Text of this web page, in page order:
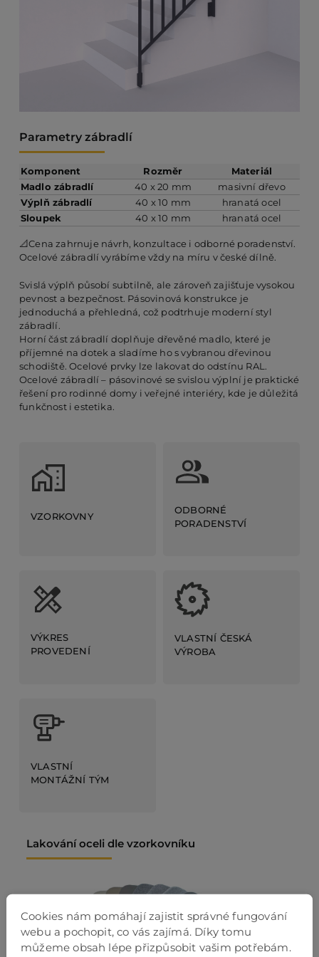
Parametry zábradlí
Komponent Rozměr
Materiál
Madlo zábradlí
40 x 20 mm
masivní dřevo
Výplň zábradlí
40 x 10 mm
hranatá ocel
Sloupek
40 x 10 mm hranatá ocel
📐Cena zahrnuje návrh, konzultace i odborné poradenství.
Ocelové zábradlí vyrábíme vždy na míru v české dílně.
Svislá výplň působí subtilně, ale zároveň zajišťuje vysokou
pevnost a bezpečnost. Pásovinová konstrukce je
jednoduchá a přehledná, což podtrhuje moderní styl
zábradlí.
Horní část zábradlí doplňuje dřevěné madlo, které je
příjemné na dotek a sladíme ho s vybranou dřevinou
schodiště. Ocelové prvky lze lakovat do odstínu RAL.
Ocelové zábradlí – pásovinové se svislou výplní je praktické
řešení pro rodinné domy i veřejné interiéry, kde je důležitá
funkčnost i estetika.
VZORKOVNY
ODBORNÉ
PORADENSTVÍ
VÝKRES
PROVEDENÍ
VLASTNÍ ČESKÁ
VÝROBA
VLASTNÍ
MONTÁŽNÍ TÝM
Lakování oceli dle vzorkovníku
Cookies nám pomáhají zajistit správné fungování
webu a pochopit, co vás zajímá. Díky tomu
můžeme obsah lépe přizpůsobit vašim potřebám.